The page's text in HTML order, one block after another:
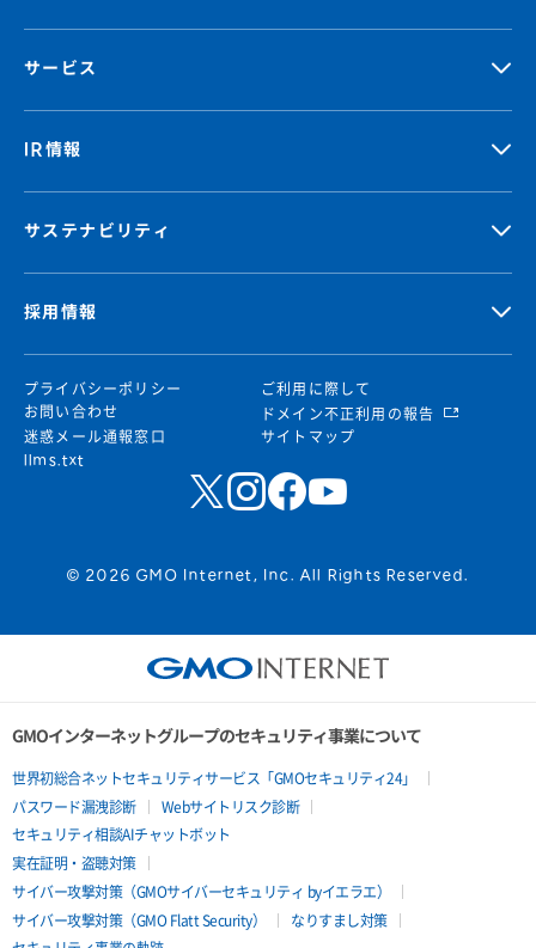
サービス
IR情報
サステナビリティ
採用情報
プライバシーポリシー
ご利用に際して
お問い合わせ
ドメイン不正利用の報告
迷惑メール通報窓口
サイトマップ
llms.txt
© 2026 GMO Internet, Inc. All Rights Reserved.
GMOインターネットグループのセキュリティ事業について
世界初総合ネットセキュリティサービス「GMOセキュリティ24」
パスワード漏洩診断
Webサイトリスク診断
セキュリティ相談AIチャットボット
実在証明・盗聴対策
サイバー攻撃対策（GMOサイバーセキュリティ byイエラエ）
サイバー攻撃対策（GMO Flatt Security）
なりすまし対策